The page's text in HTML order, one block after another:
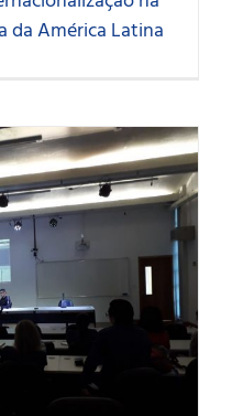
da América Latina